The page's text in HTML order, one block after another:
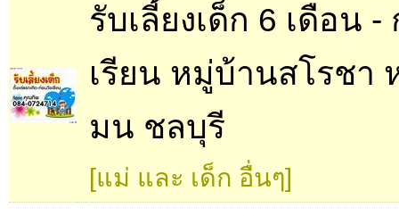
รับเลี้ยงเด็ก 6 เดือน
เรียน หมู่บ้านสโรชา
มน ชลบุรี
[แม่ และ เด็ก อื่นๆ]